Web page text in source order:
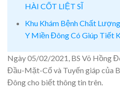
HÀI CỐT LIỆT SĨ
Khu Khám Bệnh Chất
Y Miền Đông Có Giúp Tiết
Ngày 05/02/2021, BS Võ Hồng
Đầu-Mặt-Cổ và Tuyến giáp của
Đông cho biết thông tin trên.